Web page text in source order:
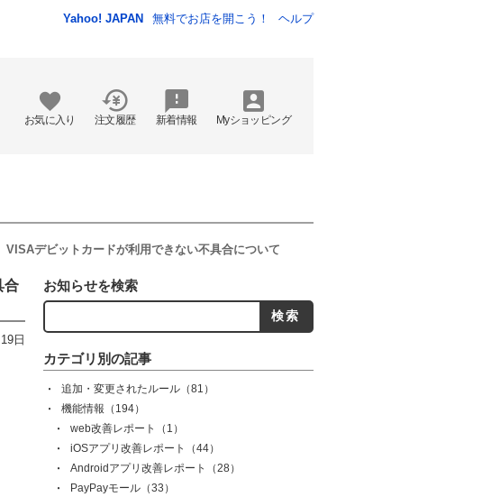
Yahoo! JAPAN 無料でお店を開こう！
ヘルプ
お気に入り 注文履歴 新着情報 Myショッピング
VISAデビットカードが利用できない不具合について
合
日
お知らせを検索
カテゴリ別の記事
追加・変更されたルール （81）
機能情報 （194）
web改善レポート
（1）
iOSアプリ改善レポート
（44）
Androidアプリ改善レポート
（28）
PayPayモール （33）